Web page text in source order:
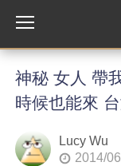
神秘 女人 帶
時候也能來
Lucy Wu
2014/